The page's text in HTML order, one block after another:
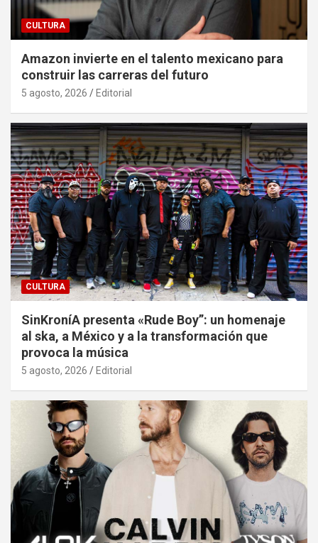
CULTURA
Amazon invierte en el talento mexicano para
construir las carreras del futuro
5 agosto, 2026 Editorial
CULTURA
SinKroníA presenta «Rude Boy”: un homenaje
al ska, a México y a la transformación que
provoca la música
5 agosto, 2026 Editorial